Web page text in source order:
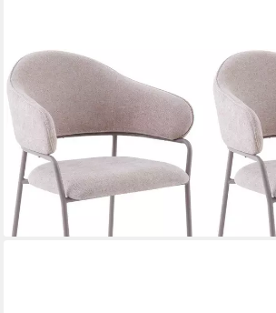
BYLIVING
Esszimmerstuhl Curve (Set, 2 St),
gemütlichem Sitzkomfort, verschiedene
138,80 €
UVP259,99 €
(69,40 €/ 1 Stk)
-47%
lieferbar - in 6-8 Werktagen bei dir